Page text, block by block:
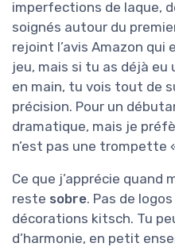
imperfections de laque,
soignés autour du
rejoint l’avis Amazon qui
jeu, mais si tu as déjà eu
en main, tu vois tout de
précision. Pour un
dramatique, mais je
n’est pas une trompette
Ce que j’apprécie quand
reste sobre. Pas de
décorations kitsch. Tu
d’harmonie, en petit